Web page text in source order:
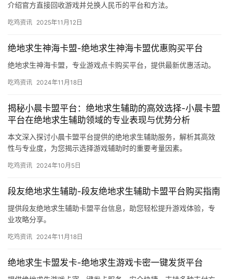
介绍官方直接回收游戏并兑换人民币的平台和方法。
吃鸡资讯 2025年11月12日
绝地求生神海卡盟-绝地求生神海卡盟优惠购买平台
绝地求生神海卡盟，专业游戏点卡购买平台，提供最新优惠活动。
吃鸡资讯 2024年11月18日
揭秘小晨卡盟平台：绝地求生辅助的高效选择-小晨卡盟
平台在绝地求生辅助领域的专业表现与优势分析
本文深入探讨小晨卡盟平台提供的绝地求生辅助服务，解析其高效
性与专业度，为您揭示选择游戏辅助时的重要考量因素。
吃鸡资讯 2024年10月5日
段友绝地求生辅助-段友绝地求生辅助卡盟平台购买指南
提供段友绝地求生辅助卡盟平台信息，助您轻松提升游戏体验，专
业攻略分享。
吃鸡资讯 2024年11月18日
绝地求生卡盟发卡-绝地求生游戏卡密一键发货平台